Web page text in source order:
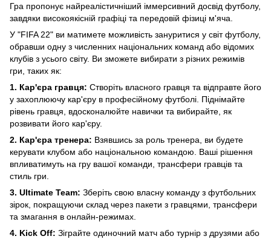
Гра пропонує найреалістичніший іммерсивний досвід футболу,
завдяки високоякісній графіці та передовій фізиці м'яча.
У "FIFA 22" ви матимете можливість зануритися у світ футболу,
обравши одну з численних національних команд або відомих
клубів з усього світу. Ви зможете вибирати з різних режимів
гри, таких як:
1. Кар'єра гравця: Створіть власного гравця та відправте його
у захоплюючу кар'єру в професійному футболі. Піднімайте
рівень гравця, вдосконалюйте навички та вибирайте, як
розвивати його кар'єру.
2. Кар'єра тренера: Взявшись за роль тренера, ви будете
керувати клубом або національною командою. Ваші рішення
впливатимуть на гру вашої команди, трансфери гравців та
стиль гри.
3. Ultimate Team: Зберіть свою власну команду з футбольних
зірок, покращуючи склад через пакети з гравцями, трансфери
та змагання в онлайн-режимах.
4. Kick Off: Зіграйте одиночний матч або турнір з друзями або